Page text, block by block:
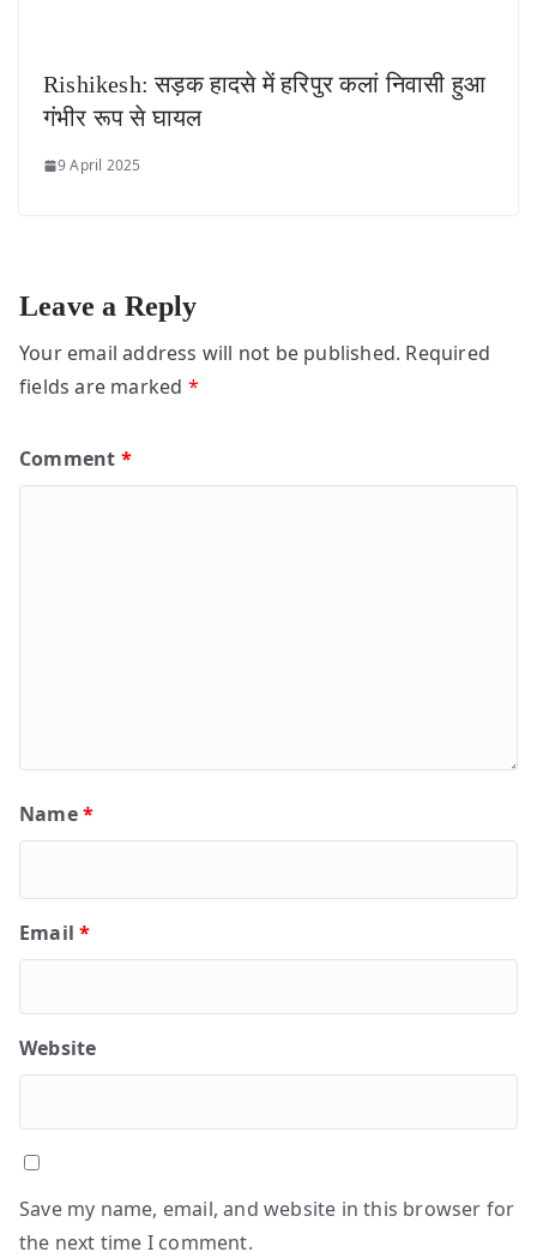
Rishikesh: सड़क हादसे में हरिपुर कलां निवासी हुआ
गंभीर रूप से घायल
9 April 2025
Leave a Reply
Your email address will not be published. Required
fields are marked *
Comment *
Name*
Email*
Website
Save my name, email, and website in this browser for
the next time I comment.